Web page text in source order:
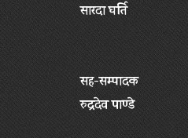
सारदा घर्ति
सह-सम्पादक
रुद्रदेव पाण्डे